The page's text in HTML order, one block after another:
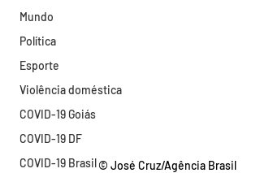
Mundo
Política
Esporte
Violência doméstica
COVID-19 Goiás
COVID-19 DF
COVID-19 Brasil© José Cruz/Agência Brasil